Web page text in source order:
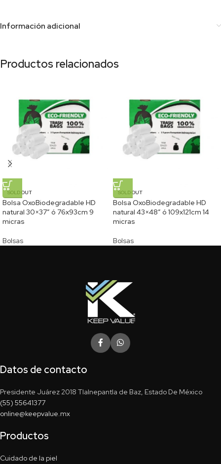
Información adicional
Productos relacionados
SOLD OUT
Bolsa OxoBiodegradable HD
natural 30×37″ ó 76x93cm 9
micras
Bolsas
SOLD OUT
Bolsa OxoBiodegradable HD
natural 43×48″ ó 109x121cm 14
micras
Bolsas
Datos de contacto
Presidente Juárez 2018 Tlalnepantla de Baz, Estado De México
(55) 55641377
online@keepvalue.mx
Productos
Cuidado de la piel